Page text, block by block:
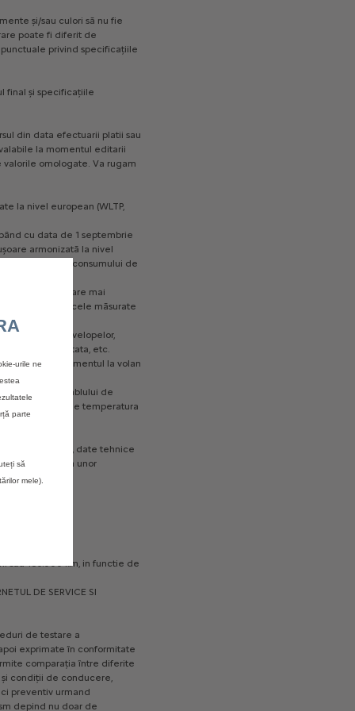
și/sau culori să nu fie
poate fi diferit de
punctuale privind specificațiile
final și specificațiile
din data efectuarii platii sau
la momentul editarii
valorile omologate. Va rugam
la nivel european (WLTP,
cu data de 1 septembrie
armonizată la nivel
consumului de
testare mai
cele măsurate
anvelopelor,
transportata, etc.
si de comportamentul la volan
vehiculului, cablului de
de temperatura
preturi, date tehnice
aparute urma unor
sau 160.000 km, in functie de
DE SERVICE SI
de testare a
exprimate în conformitate
comparația între diferite
și condiții de conducere,
preventiv urmand
depind nu doar de
urile ne
parte
să
mele).